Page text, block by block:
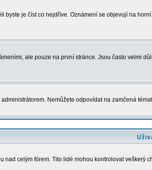
byste je číst co nejdříve. Oznámení se objevují na
ale pouze na první stránce. Jsou často velmi
Nemůžete odpovídat na zamčená
nad celým fórem. Tito lidé mohou kontrolovat